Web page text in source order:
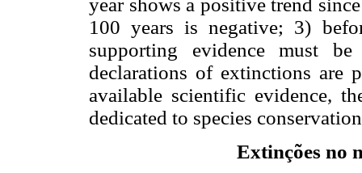
year shows a positive trend
100 years is negative; 3)
supporting evidence must
declarations of extinctions are
available scientific evidence,
dedicated to species
Extinções no